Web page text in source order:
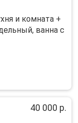
и комната +
ванна с
40 000 р.